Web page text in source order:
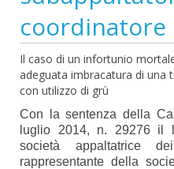
coordinatore
Il caso di un infortunio
adeguata imbracatura di una
con utilizzo di grù
Con la sentenza della
luglio 2014, n. 29276 il
società appaltatrice
rappresentante della